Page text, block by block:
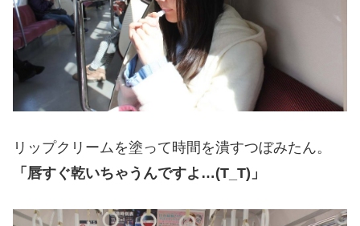
リップクリームを塗って時間を潰すつぼみたん。
「唇すぐ乾いちゃうんですよ…(T_T)」